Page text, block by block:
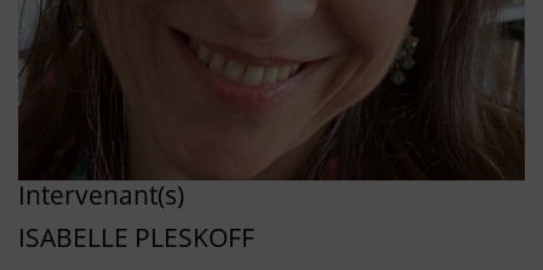
Intervenant(s)
ISABELLE PLESKOFF